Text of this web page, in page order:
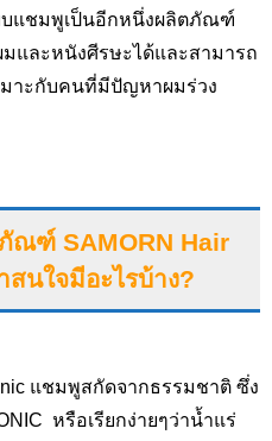
แชมพูเป็นอีกหนึ่งผลิตภัณฑ์
มและหนังศีรษะได้และสามารถ
าะกับคนที่มีปัญหาผมร่วง
ภัณฑ์ SAMORN Hair
นใจมีอะไรบ้าง?
แชมพูสกัดจากธรรมชาติ ซึ่ง
หรือเรียกง่ายๆว่าน้ำแร่